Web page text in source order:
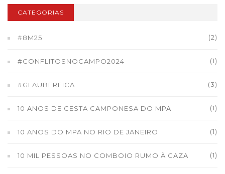
CATEGORIAS
#8M25 (2)
#CONFLITOSNOCAMPO2024 (1)
#GLAUBERFICA (3)
10 ANOS DE CESTA CAMPONESA DO MPA (1)
10 ANOS DO MPA NO RIO DE JANEIRO (1)
10 MIL PESSOAS NO COMBOIO RUMO À GAZA (1)